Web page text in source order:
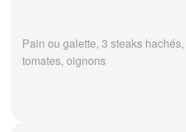
Pain ou galette, 3 steaks
tomates, oignons